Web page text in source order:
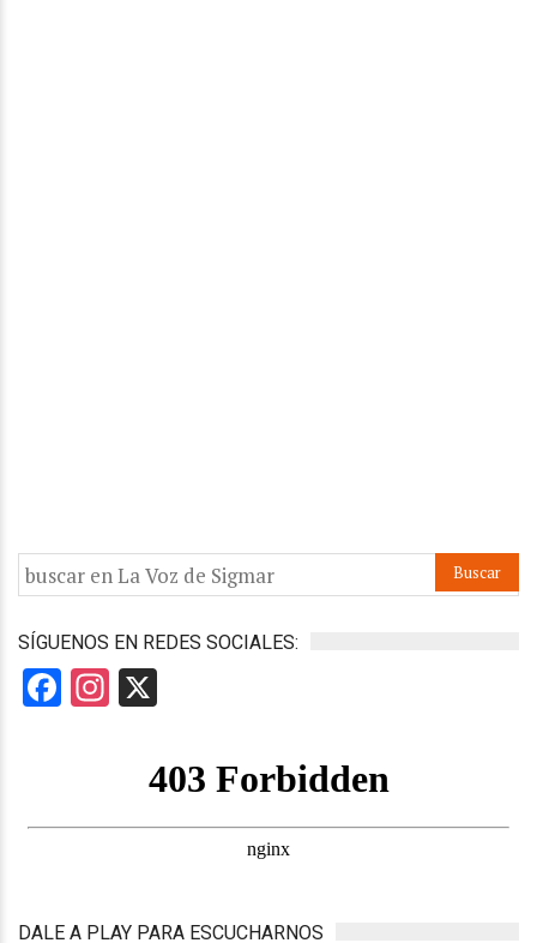
SÍGUENOS EN REDES SOCIALES:
Facebook
Instagram
DALE A PLAY PARA ESCUCHARNOS